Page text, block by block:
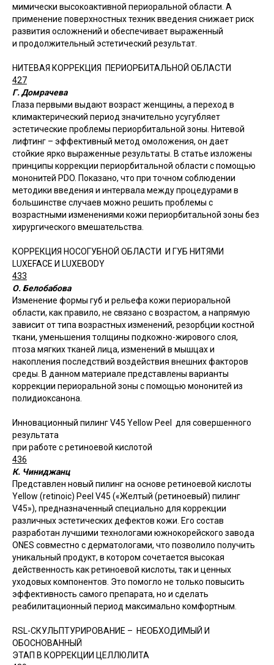
мимически высокоактивной периоральной области. А
применение поверхностных техник введения снижает риск
развития осложнений и обеспечивает выраженный
и продолжительный эстетический результат.
НИТЕВАЯ КОРРЕКЦИЯ ПЕРИОРБИТАЛЬНОЙ ОБЛАСТИ
427
Г. Домрачева
Глаза первыми выдают возраст женщины, а переход в
климактерический период значительно усугубляет
эстетические проблемы периорбитальной зоны. Нитевой
лифтинг – эффективный метод омоложения, он дает
стойкие ярко выраженные результаты. В статье изложены
принципы коррекции периорбитальной области с помощью
мононитей PDO. Показано, что при точном соблюдении
методики введения и интервала между процедурами в
большинстве случаев можно решить проблемы с
возрастными изменениями кожи периорбитальной зоны без
хирургического вмешательства.
КОРРЕКЦИЯ НОСОГУБНОЙ ОБЛАСТИ И ГУБ НИТЯМИ
LUXEFACE И LUXEBODY
433
О. Белобабова
Изменение формы губ и рельефа кожи периоральной
области, как правило, не связано с возрастом, а напрямую
зависит от типа возрастных изменений, резорбции костной
ткани, уменьшения толщины подкожно-жирового слоя,
птоза мягких тканей лица, изменений в мышцах и
накопления последствий воздействия внешних факторов
среды. В данном материале представлены варианты
коррекции периоральной зоны с помощью мононитей из
полидиоксанона.
Инновационный пилинг V45 Yellow Peel для совершенного
результата
при работе с ретиноевой кислотой
436
К. Чиниджанц
Представлен новый пилинг на основе ретиноевой кислоты
Yellow (retinoic) Peel V45 («Желтый (ретиноевый) пилинг
V45»), предназначенный специально для коррекции
различных эстетических дефектов кожи. Его состав
разработан лучшими технологами южнокорейского завода
ONES совместно с дерматологами, что позволило получить
уникальный продукт, в котором сочетается высокая
действенность как ретиноевой кислоты, так и ценных
уходовых компонентов. Это помогло не только повысить
эффективность самого препарата, но и сделать
реабилитационный период максимально комфортным.
RSL-СКУЛЬПТУРИРОВАНИЕ – НЕОБХОДИМЫЙ И
ОБОСНОВАННЫЙ
ЭТАП В КОРРЕКЦИИ ЦЕЛЛЮЛИТА